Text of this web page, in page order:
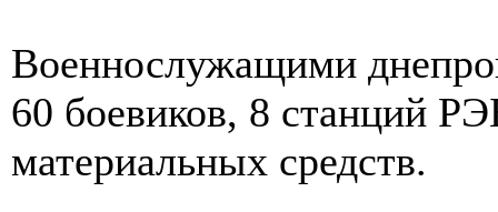
Военнослужащими
60 боевиков, 8 станций
материальных средств.